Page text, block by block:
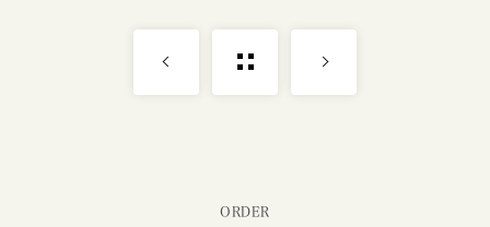
ORDER